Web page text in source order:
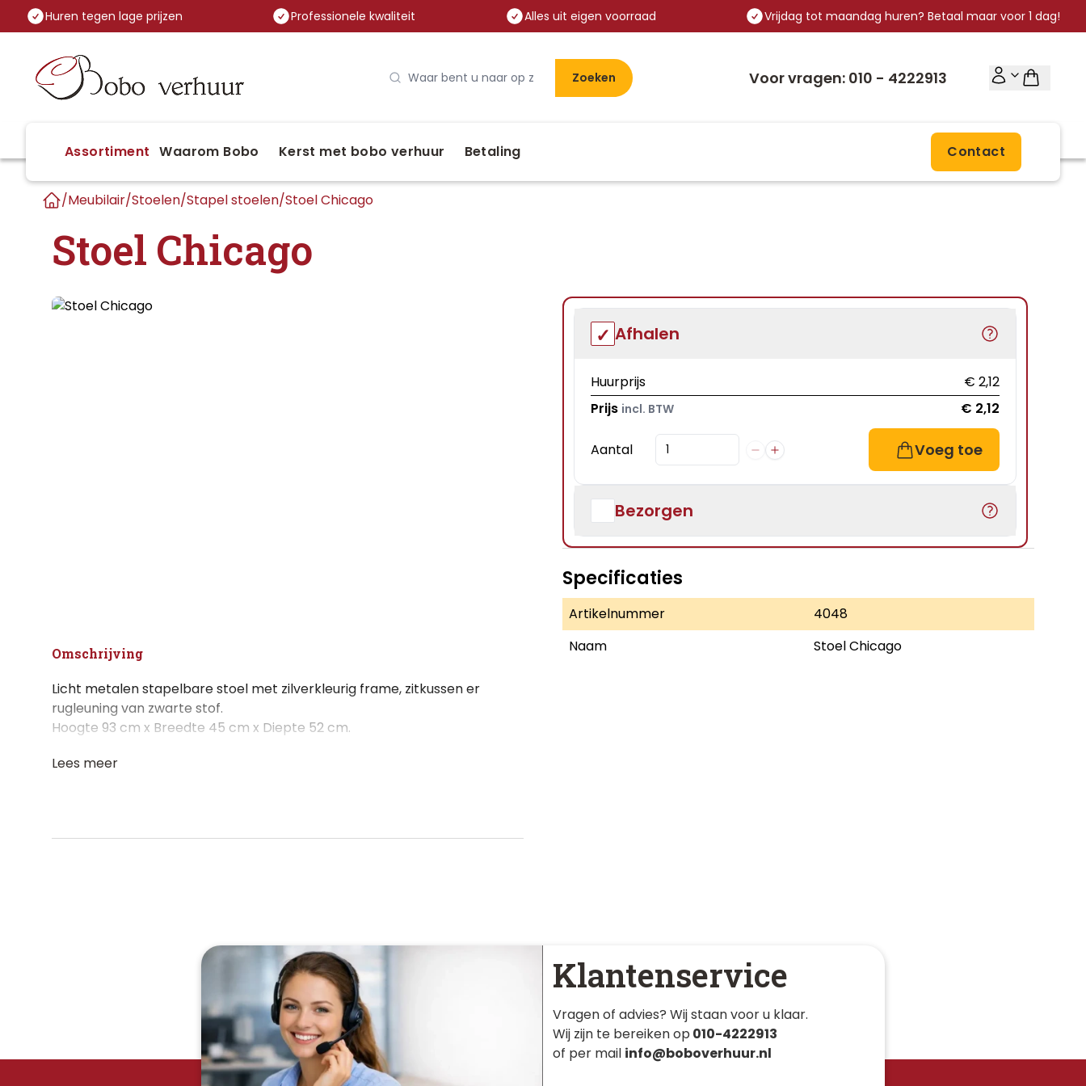
Huren tegen lage prijzen Professionele kwaliteit Alles uit eigen voorraad Vrijdag tot maandag huren? Betaal maar voor 1 dag!
Zoeken Voor vragen: 010 - 4222913
Assortiment Waarom Bobo Kerst met bobo verhuur Betaling Contact
/Meubilair/Stoelen/Stapel stoelen/Stoel Chicago
Stoel Chicago
Omschrijving
Licht metalen stapelbare stoel met zilverkleurig frame, zitkussen er
rugleuning van zwarte stof.
Hoogte 93 cm x Breedte 45 cm x Diepte 52 cm.
Lees meer
Afhalen
Huurprijs
€ 2,12
Prijs incl. BTW € 2,12
Aantal Voeg toe
Bezorgen
Specificaties
Artikelnummer
4048
Naam
Stoel Chicago
Klantenservice
Vragen of advies? Wij staan voor u klaar.
Wij zijn te bereiken op 010-4222913
of per mail info@boboverhuur.nl